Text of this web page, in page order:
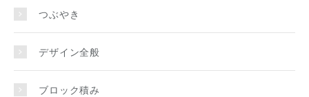
つぶやき
デザイン全般
ブロック積み